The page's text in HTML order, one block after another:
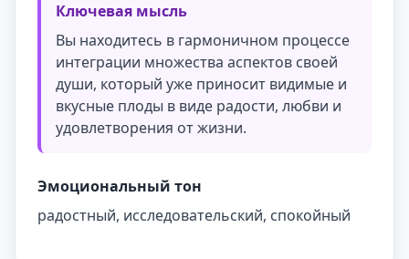
Ключевая мысль
Вы находитесь в гармоничном процессе
интеграции множества аспектов своей
души, который уже приносит видимые и
вкусные плоды в виде радости, любви и
удовлетворения от жизни.
Эмоциональный тон
радостный, исследовательский, спокойный